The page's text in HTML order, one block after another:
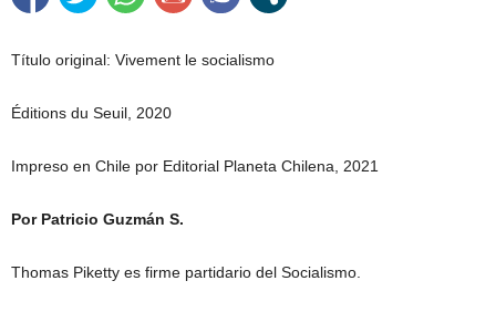
Título original: Vivement le socialismo
Éditions du Seuil, 2020
Impreso en Chile por Editorial Planeta Chilena, 2021
Por Patricio Guzmán S.
Thomas Piketty es firme partidario del Socialismo.